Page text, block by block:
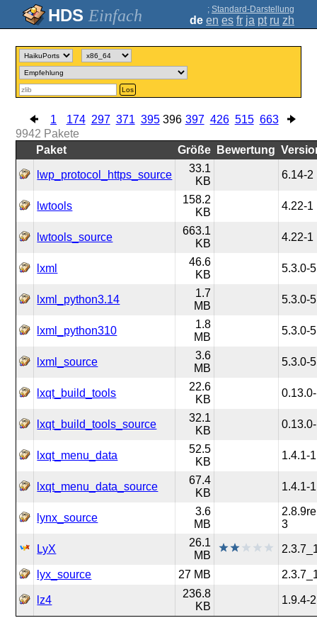
Einfach ; Standard-Darstellung
de en es fr ja pt ru zh
Los
1 174 297 371 395 396 397 426 515 663
9942 Pakete
Paket
Größe Bewertung
lwp_protocol_https_source
33.1
KB
6.14-2
lwtools
158.2
KB
4.22-1
lwtools_source
663.1
KB
4.22-1
lxml
46.6
KB
5.3.0-5
lxml_python3.14
1.7
MB
5.3.0-5
lxml_python310
1.8
MB
5.3.0-5
lxml_source
3.6
MB
5.3.0-5
lxqt_build_tools
22.6
KB
lxqt_build_tools_source
32.1
KB
lxqt_menu_data
52.5
KB
1.4.1-1
lxqt_menu_data_source
67.4
KB
1.4.1-1
lynx_source
3.6
MB
3
LyX
26.1
MB
lyx_source 27 MB
lz4
236.8
KB
1.9.4-2